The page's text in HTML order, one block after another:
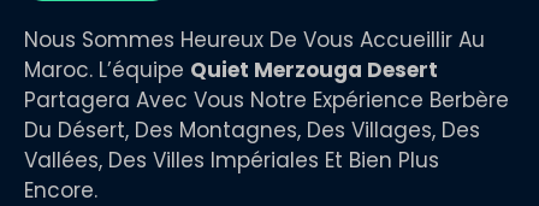
Nous Sommes Heureux De Vous Accueillir Au
Maroc. L’équipe Quiet Merzouga Desert
Partagera Avec Vous Notre Expérience Berbère
Du Désert, Des Montagnes, Des Villages, Des
Vallées, Des Villes Impériales Et Bien Plus
Encore.